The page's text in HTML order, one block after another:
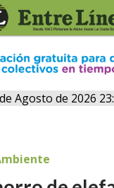
Agosto de 2026